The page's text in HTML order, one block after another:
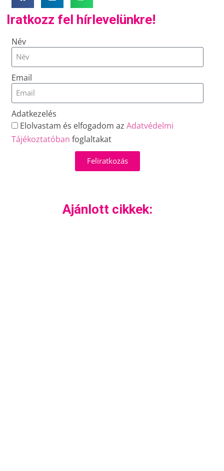
Iratkozz fel hírlevelünkre!
Név
Email
Adatkezelés
Elolvastam és elfogadom azAdatvédelmi
Tájékoztatóban foglaltakat
Feliratkozás
Ajánlott cikkek: